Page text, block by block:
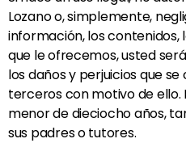
Lozano o, simplemente,
información, los contenidos,
que le ofrecemos, usted
los daños y perjuicios que
terceros con motivo de ello.
menor de dieciocho años,
sus padres o tutores.